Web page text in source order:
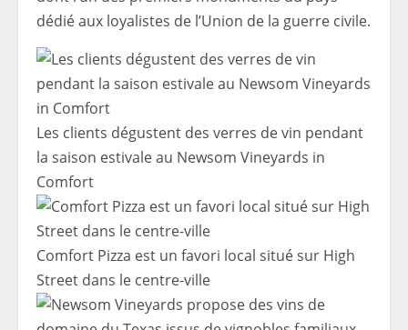
dédié aux loyalistes de l’Union de la guerre civile.
Les clients dégustent des verres de vin pendant
la saison estivale au Newsom Vineyards in
Comfort
Comfort Pizza est un favori local situé sur High
Street dans le centre-ville